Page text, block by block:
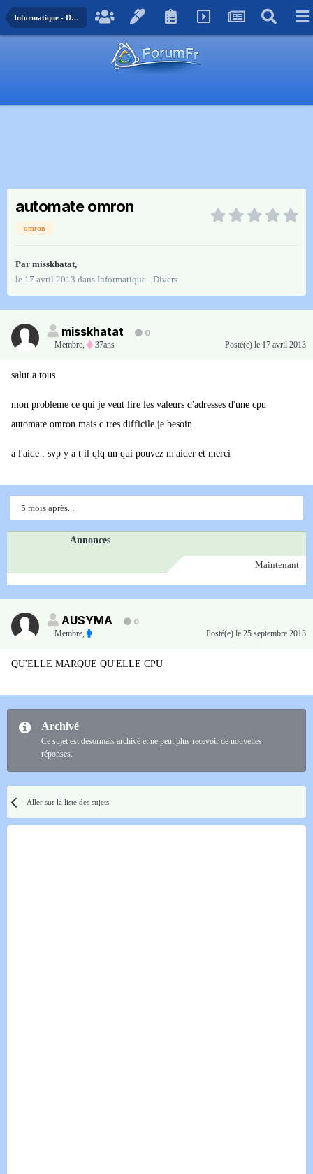
Informatique - Divers
automate omron
omron
Par misskhatat,
le 17 avril 2013 dans Informatique - Divers
misskhatat
0
Membre, 37ans Posté(e) le 17 avril 2013
salut a tous
mon probleme ce qui je veut lire les valeurs d'adresses d'une cpu
automate omron mais c tres difficile je besoin
a l'aide . svp y a t il qlq un qui pouvez m'aider et merci
5 mois après...
Annonces
Maintenant
AUSYMA
0
Membre, Posté(e) le 25 septembre 2013
QU'ELLE MARQUE QU'ELLE CPU
Archivé
Ce sujet est désormais archivé et ne peut plus recevoir de nouvelles
réponses.
Aller sur la liste des sujets